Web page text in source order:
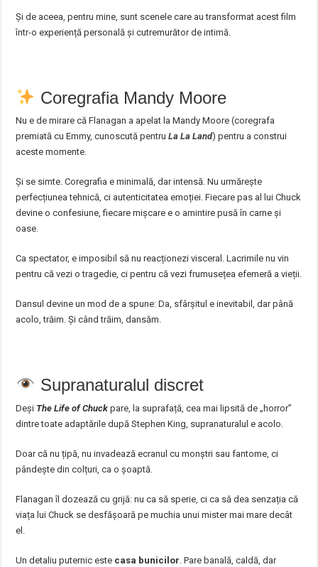
Și de aceea, pentru mine, sunt scenele care au transformat acest film
într-o experiență personală și cutremurător de intimă.
Coregrafia Mandy Moore
Nu e de mirare că Flanagan a apelat la Mandy Moore (coregrafa
premiată cu Emmy, cunoscută pentruLa La Land) pentru a construi
aceste momente.
Și se simte. Coregrafia e minimală, dar intensă. Nu urmărește
perfecțiunea tehnică, ci autenticitatea emoției. Fiecare pas al lui Chuck
devine o confesiune, fiecare mișcare e o amintire pusă în carne și
oase.
Ca spectator, e imposibil să nu reacționezi visceral. Lacrimile nu vin
pentru că vezi o tragedie, ci pentru că vezi frumusețea efemeră a vieții.
Dansul devine un mod de a spune: Da, sfârșitul e inevitabil, dar până
acolo, trăim. Și când trăim, dansăm.
Supranaturalul discret
Deși The Life of Chuck pare, la suprafață, cea mai lipsită de „horror”
dintre toate adaptările după Stephen King, supranaturalul e acolo.
Doar că nu țipă, nu invadează ecranul cu monștri sau fantome, ci
pândește din colțuri, ca o șoaptă.
Flanagan îl dozează cu grijă: nu ca să sperie, ci ca să dea senzația că
viața lui Chuck se desfășoară pe muchia unui mister mai mare decât
el.
Un detaliu puternic este casa bunicilor . Pare banală, caldă, dar